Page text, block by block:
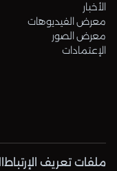
الأخبار
معرض الفيديوهات
معرض الصور
الإعتمادات
ملفات تعريف الإرتباط